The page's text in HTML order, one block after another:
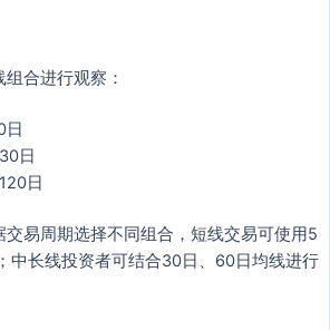
合进行观察：
日
日
日
易周期选择不同组合，短线交易可使用5
中长线投资者可结合30日、60日均线进行